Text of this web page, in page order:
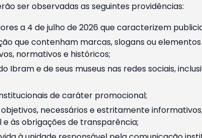
ser observadas as seguintes providências:
a 4 de julho de 2026 que caracterizem
que contenham marcas, slogans ou
normativos e históricos;
e de seus museus nas redes sociais,
de caráter promocional;
necessários e estritamente
às obrigações de transparência;